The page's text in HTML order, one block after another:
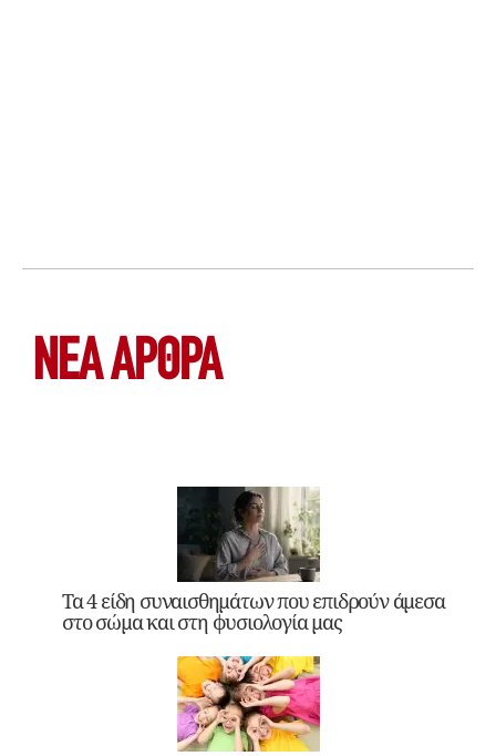
ΝΕΑ ΆΡΘΡΑ
Τα 4 είδη συναισθημάτων που επιδρούν άμεσα
στο σώμα και στη φυσιολογία μας